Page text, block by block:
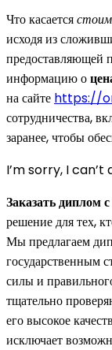
Что касается
исходя из
информацию о
на сайте https://
сотрудничества,
заранее, чтобы
I’m sorry, I
Заказать диплом
решение для тех,
Мы предлагаем
государственным
силы и
тщательно
его высокое
исключает